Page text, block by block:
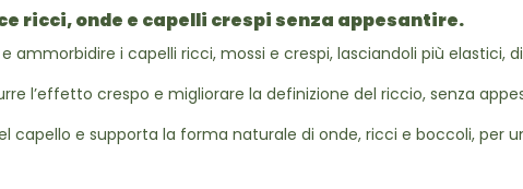
ricci, onde e capelli crespi senza appesantire.
ammorbidire i capelli ricci, mossi e crespi, lasciandoli più elastici,
l’effetto crespo e migliorare la definizione del riccio, senza
capello e supporta la forma naturale di onde, ricci e boccoli, per